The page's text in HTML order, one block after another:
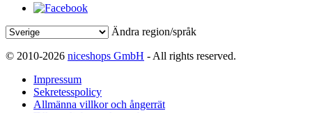
Ändra region/språk
© 2010-2026 niceshops GmbH - All rights reserved.
Impressum
Sekretesspolicy
Allmänna villkor och ångerrät